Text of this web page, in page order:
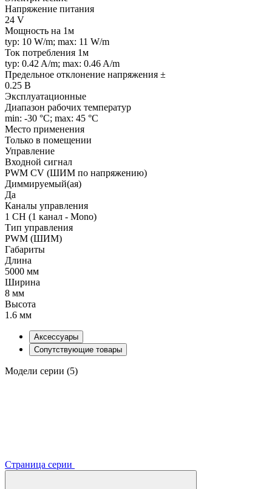
Напряжение питания
24 V
Мощность на 1м
typ: 10 W/m; max: 11 W/m
Ток потребления 1м
typ: 0.42 A/m; max: 0.46 A/m
Предельное отклонение напряжения ±
0.25 В
Эксплуатационные
Диапазон рабочих температур
min: -30 °C; max: 45 °C
Место применения
Только в помещении
Управление
Входной сигнал
PWM СV (ШИМ по напряжению)
Диммируемый(ая)
Да
Каналы управления
1 CH (1 канал - Mono)
Тип управления
PWM (ШИМ)
Габариты
Длина
5000 мм
Ширина
8 мм
Высота
1.6 мм
Аксессуары
Сопутствующие товары
Модели серии (5)
Страница серии